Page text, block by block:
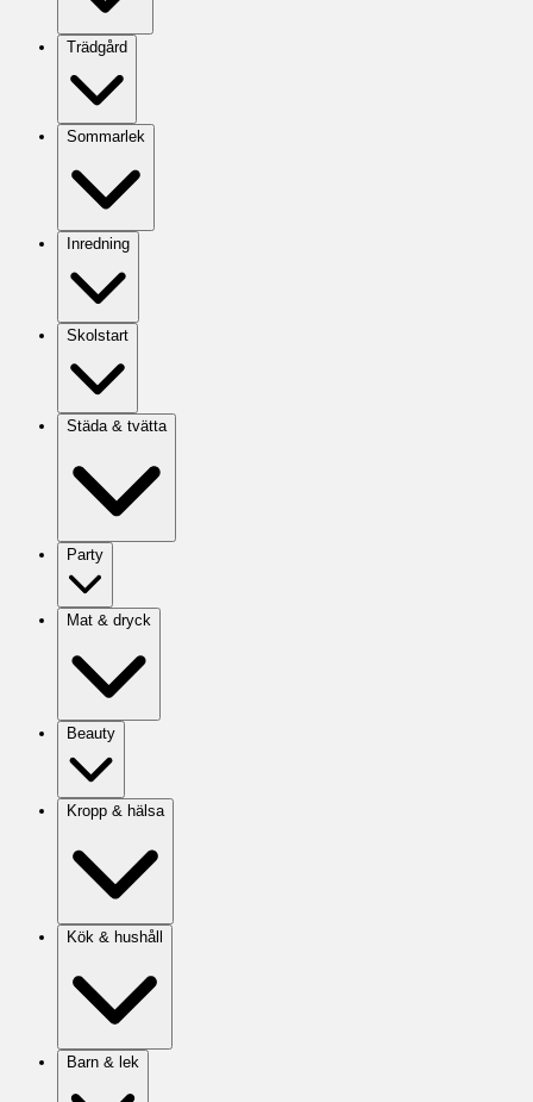
Trädgård
Sommarlek
Inredning
Skolstart
Städa & tvätta
Party
Mat & dryck
Beauty
Kropp & hälsa
Kök & hushåll
Barn & lek